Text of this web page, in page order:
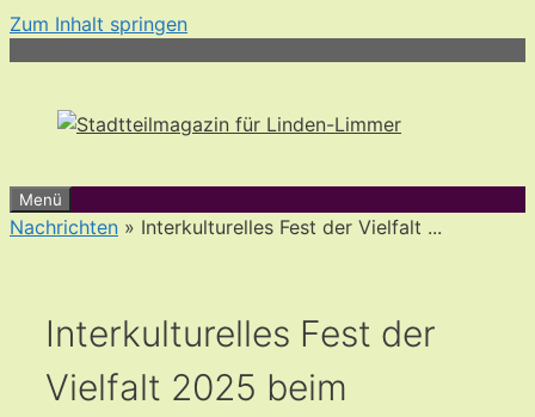
Zum Inhalt springen
Menü
Nachrichten » Interkulturelles Fest der Vielfalt ...
Interkulturelles Fest der
Vielfalt 2025 beim